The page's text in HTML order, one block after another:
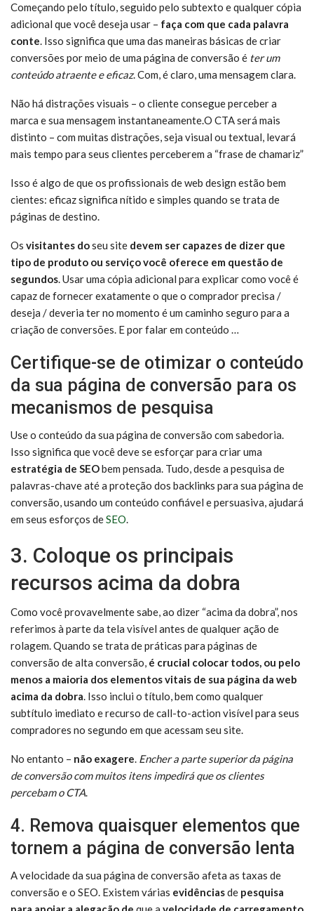
Começando pelo título, seguido pelo subtexto e qualquer cópia
adicional que você deseja usar – faça com que cada palavra
conte. Isso significa que uma das maneiras básicas de criar
conversões por meio de uma página de conversão é ter um
conteúdo atraente e eficaz. Com, é claro, uma mensagem clara.
Não há distrações visuais – o cliente consegue perceber a
marca e sua mensagem instantaneamente.O CTA será mais
distinto – com muitas distrações, seja visual ou textual, levará
mais tempo para seus clientes perceberem a “frase de chamariz”
Isso é algo de que os profissionais de web design estão bem
cientes: eficaz significa nítido e simples quando se trata de
páginas de destino.
Os visitantes doseu site devem ser capazes de dizer que
tipo de produto ou serviço você oferece em questão de
segundos. Usar uma cópia adicional para explicar como você é
capaz de fornecer exatamente o que o comprador precisa /
deseja / deveria ter no momento é um caminho seguro para a
criação de conversões. E por falar em conteúdo …
Certifique-se de otimizar o conteúdo
da sua página de conversão para os
mecanismos de pesquisa
Use o conteúdo da sua página de conversão com sabedoria.
Isso significa que você deve se esforçar para criar uma
estratégia de SEObem pensada. Tudo, desde a pesquisa de
palavras-chave até a proteção dos backlinks para sua página de
conversão, usando um conteúdo confiável e persuasiva, ajudará
em seus esforços deSEO.
3. Coloque os principais
recursos acima da dobra
Como você provavelmente sabe, ao dizer “acima da dobra”, nos
referimos à parte da tela visível antes de qualquer ação de
rolagem. Quando se trata de práticas para páginas de
conversão de alta conversão, é crucial colocar todos, ou pelo
menos a maioria dos elementos vitais de sua página da web
acima da dobra. Isso inclui o título, bem como qualquer
subtítulo imediato e recurso de call-to-action visível para seus
compradores no segundo em que acessam seu site.
No entanto – não exagere. Encher a parte superior da página
de conversão com muitos itens impedirá que os clientes
percebam o CTA.
4. Remova quaisquer elementos que
tornem a página de conversão lenta
A velocidade da sua página de conversão afeta as taxas de
conversão e o SEO. Existem várias evidênciasde pesquisa